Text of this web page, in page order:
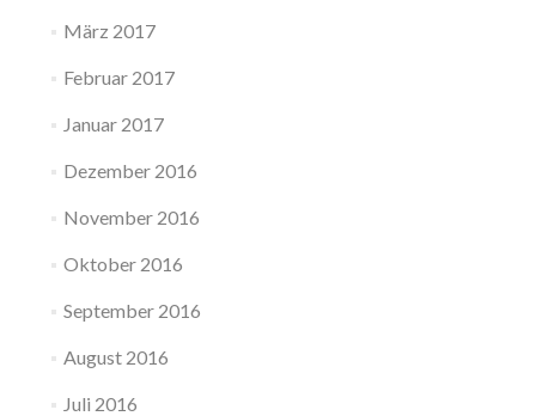
März 2017
Februar 2017
Januar 2017
Dezember 2016
November 2016
Oktober 2016
September 2016
August 2016
Juli 2016